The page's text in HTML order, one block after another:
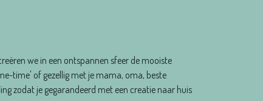
we in een ontspannen sfeer de mooiste
time' of gezellig met je mama, oma, beste
zodat je gegarandeerd met een creatie naar huis